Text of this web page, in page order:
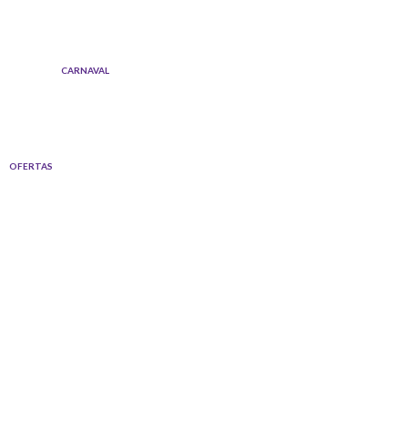
OFERTAS
CARNAVAL